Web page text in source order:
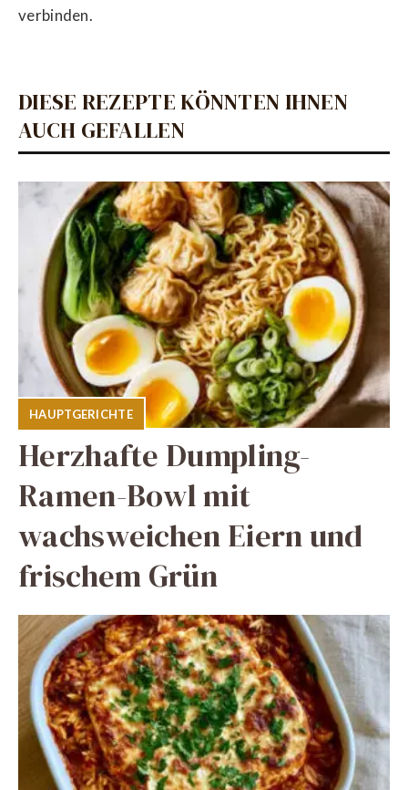
verbinden.
DIESE REZEPTE KÖNNTEN IHNEN
AUCH GEFALLEN
HAUPTGERICHTE
Herzhafte Dumpling-
Ramen-Bowl mit
wachsweichen Eiern und
frischem Grün